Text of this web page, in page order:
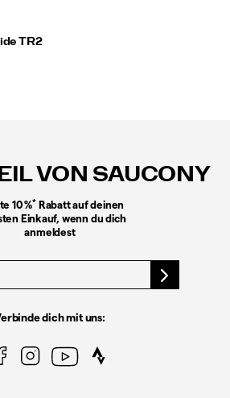
TR2
VON SAUCONY
10 %* Rabatt auf deinen
Einkauf, wenn du dich
anmeldest
dich mit uns: